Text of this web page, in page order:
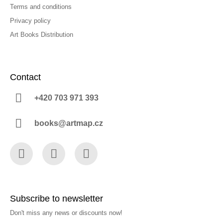
Terms and conditions
Privacy policy
Art Books Distribution
Contact
+420 703 971 393
books@artmap.cz
Subscribe to newsletter
Don't miss any news or discounts now!